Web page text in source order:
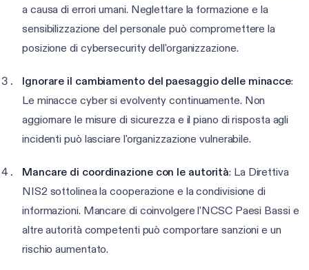
a causa di errori umani. Neglettare la formazione e la
sensibilizzazione del personale può compromettere la
posizione di cybersecurity dell'organizzazione.
Ignorare il cambiamento del paesaggio delle minacce:
Le minacce cyber si evolventy continuamente. Non
aggiornare le misure di sicurezza e il piano di risposta agli
incidenti può lasciare l'organizzazione vulnerabile.
Mancare di coordinazione con le autorità: La Direttiva
NIS2 sottolinea la cooperazione e la condivisione di
informazioni. Mancare di coinvolgere l'NCSC Paesi Bassi e
altre autorità competenti può comportare sanzioni e un
rischio aumentato.